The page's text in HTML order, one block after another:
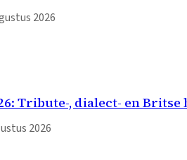
2026
Tribute-, dialect- en
2026